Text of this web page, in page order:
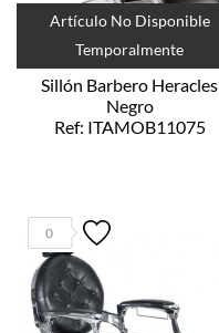
Artículo No Disponible
Temporalmente
Sillón Barbero Heracles
Negro
Ref: ITAMOB11075
0